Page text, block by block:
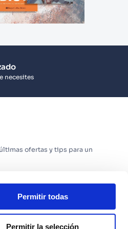
Permitir todas
Permitir la selección
necesites
ofertas y tips para un
y CondicionesyPolítica